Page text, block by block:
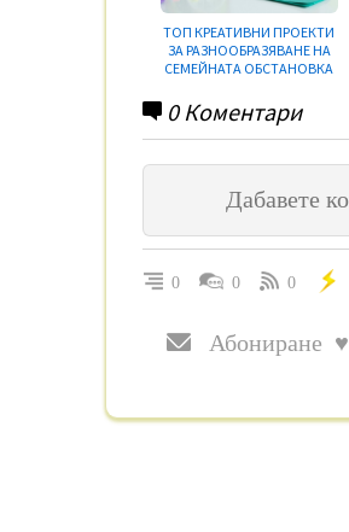
ТОП КРЕАТИВНИ ПРОЕКТИ
ЗА РАЗНООБРАЗЯВАНЕ НА
СЕМЕЙНАТА ОБСТАНОВКА
0Коментари
0 0 0
Абониране ♥